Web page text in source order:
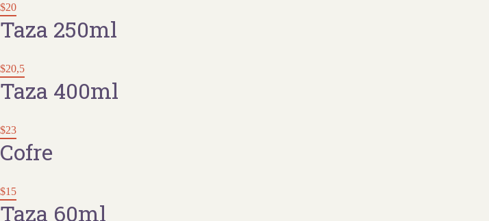
$20
Taza 250ml
$20,5
Taza 400ml
$23
Cofre
$15
Taza 60ml